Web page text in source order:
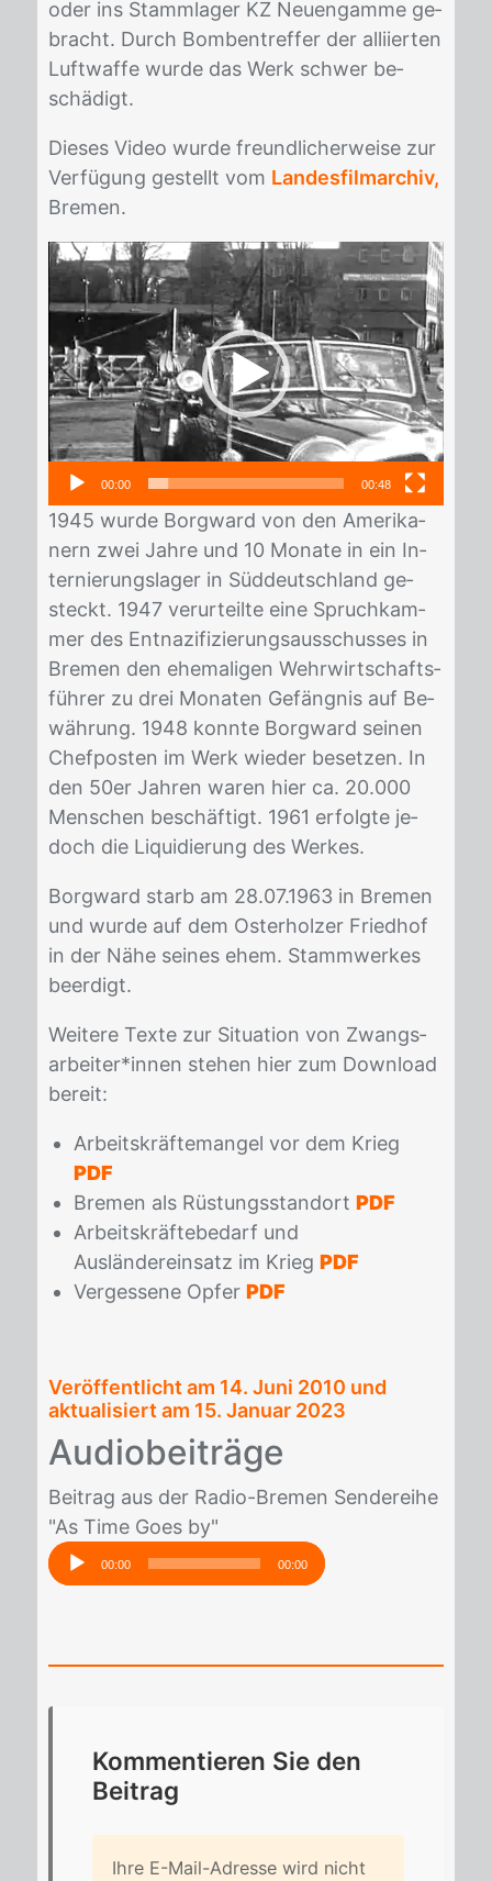
oder ins Stamm­la­ger KZ Neu­eng­am­me ge­
bracht. Durch Bom­ben­tref­fer der al­li­ier­ten
Luft­waf­fe wur­de das Werk schwer be­
schä­digt.
Die­ses Vi­deo wur­de freund­li­cher­wei­se zur
Ver­fü­gung ge­stellt vom Landesfilmarchiv,
Bre­men.
Video-
Player
00:00 00:48
1945 wur­de Borg­ward von den Ame­ri­ka­
nern zwei Jah­re und 10 Mo­na­te in ein In­
ter­nie­rungs­la­ger in Süd­deutsch­land ge­
steckt. 1947 ver­ur­teil­te eine Spruch­kam­
mer des Ent­na­zi­fi­zie­rungs­aus­schus­ses in
Bre­men den ehe­ma­li­gen Wehr­wirt­schafts­
füh­rer zu drei Mo­na­ten Ge­fäng­nis auf Be­
wäh­rung. 1948 konn­te Borg­ward sei­nen
Chef­pos­ten im Werk wie­der be­set­zen. In
den 50er Jah­ren wa­ren hier ca. 20.000
Men­schen be­schäf­tigt. 1961 er­folg­te je­
doch die Li­qui­die­rung des Wer­kes.
Borg­ward starb am 28.07.1963 in Bre­men
und wur­de auf dem Os­ter­hol­zer Fried­hof
in der Nähe sei­nes ehem. Stamm­wer­kes
be­er­digt.
Wei­te­re Tex­te zur Si­tua­ti­on von Zwangs­
ar­bei­ter*in­nen ste­hen hier zum Down­load
be­reit:
Arbeitskräftemangel vor dem Krieg
PDF
Bremen als Rüstungsstandort PDF
Arbeitskräftebedarf und
Ausländereinsatz im Krieg PDF
Vergessene Opfer PDF
Veröffentlicht am 14. Juni 2010 und
aktualisiert am 15. Januar 2023
Au­dio­bei­trä­ge
Beitrag aus der Radio-Bremen Sendereihe
"As Time Goes by"
Audio-
Player
00:00 00:00
Kom­men­tie­ren Sie den
Bei­trag
Ihre E-Mail-Adres­se wird nicht